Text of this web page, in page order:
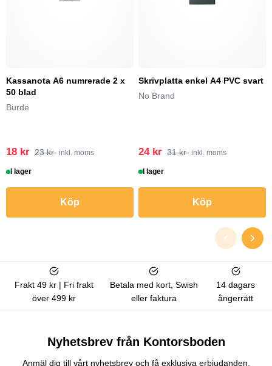
Kassanota A6 numrerade 2 x
50 blad
Burde
18 kr 23 kr inkl. moms
I lager
Köp
Skrivplatta enkel A4 PVC svart
No Brand
24 kr 31 kr inkl. moms
I lager
Köp
Frakt 49 kr | Fri frakt
över 499 kr
Betala med kort, Swish
eller faktura
14 dagars
ångerrätt
Nyhetsbrev från Kontorsboden
Anmäl dig till vårt nyhetsbrev och få exklusiva erbjudanden,